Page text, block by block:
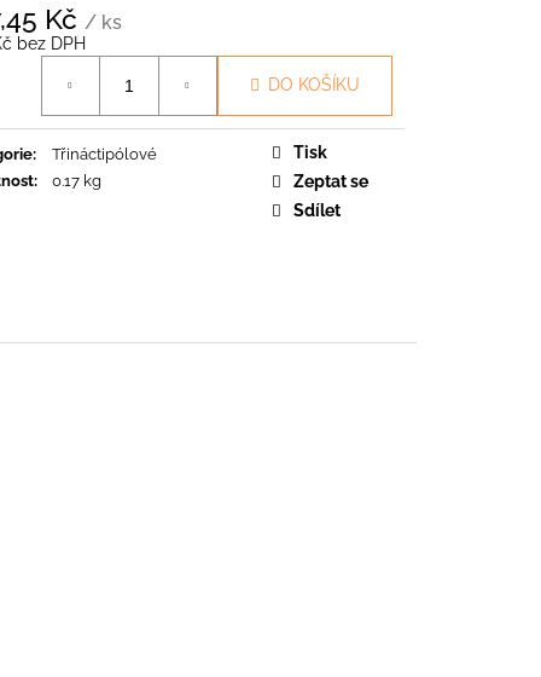
Kč / ks
bez DPH
DO KOŠÍKU
:
Třináctipólové
: 0.17 kg
Tisk
Zeptat se
Sdílet